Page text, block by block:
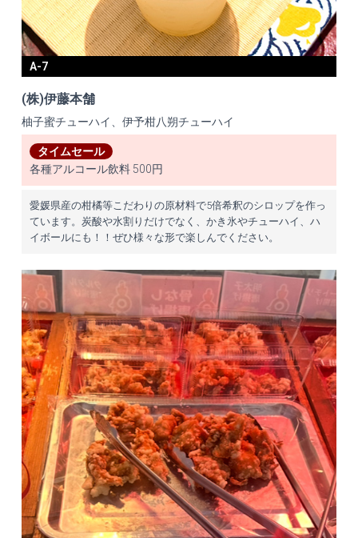
A-7
(株)伊藤本舗
柚子蜜チューハイ、伊予柑八朔チューハイ
タイムセール
各種アルコール飲料 500円
愛媛県産の柑橘等こだわりの原材料で5倍希釈のシロップを作っ
ています。炭酸や水割りだけでなく、かき氷やチューハイ、ハ
イボールにも！！ぜひ様々な形で楽しんでください。